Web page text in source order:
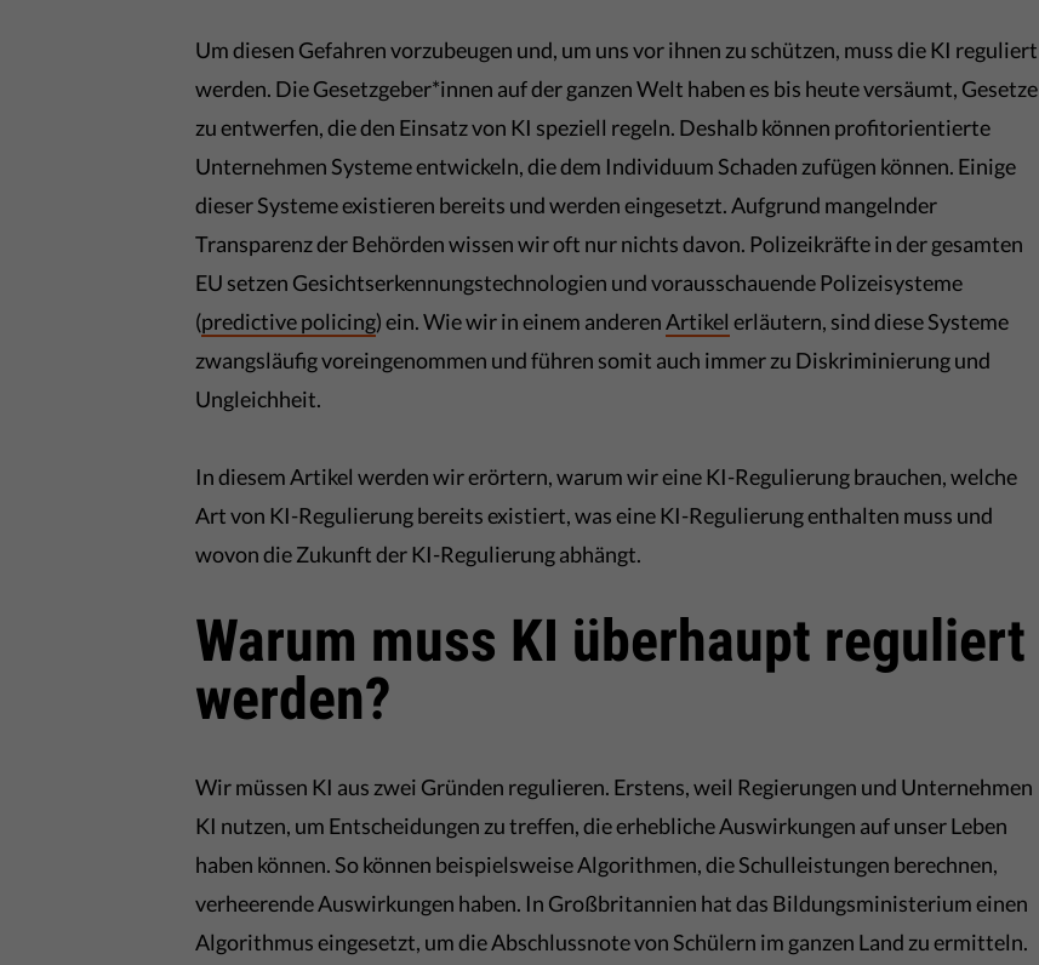
Um diesen Gefahren vorzubeugen und, um uns vor ihnen zu schützen, muss die KI reguliert
werden. Die Gesetzgeber*innen auf der ganzen Welt haben es bis heute versäumt, Gesetze
zu entwerfen, die den Einsatz von KI speziell regeln. Deshalb können profitorientierte
Unternehmen Systeme entwickeln, die dem Individuum Schaden zufügen können. Einige
dieser Systeme existieren bereits und werden eingesetzt. Aufgrund mangelnder
Transparenz der Behörden wissen wir oft nur nichts davon. Polizeikräfte in der gesamten
EU setzen Gesichtserkennungstechnologien und vorausschauende Polizeisysteme
(predictive policing) ein. Wie wir in einem anderenArtikel erläutern, sind diese Systeme
zwangsläufig voreingenommen und führen somit auch immer zu Diskriminierung und
Ungleichheit.
In diesem Artikel werden wir erörtern, warum wir eine KI-Regulierung brauchen, welche
Art von KI-Regulierung bereits existiert, was eine KI-Regulierung enthalten muss und
wovon die Zukunft der KI-Regulierung abhängt.
Warum muss KI überhaupt reguliert
werden?
Wir müssen KI aus zwei Gründen regulieren. Erstens, weil Regierungen und Unternehmen
KI nutzen, um Entscheidungen zu treffen, die erhebliche Auswirkungen auf unser Leben
haben können. So können beispielsweise Algorithmen, die Schulleistungen berechnen,
verheerende Auswirkungen haben. In Großbritannien hat das Bildungsministerium einen
Algorithmus eingesetzt, um die Abschlussnote von Schülern im ganzen Land zu ermitteln.